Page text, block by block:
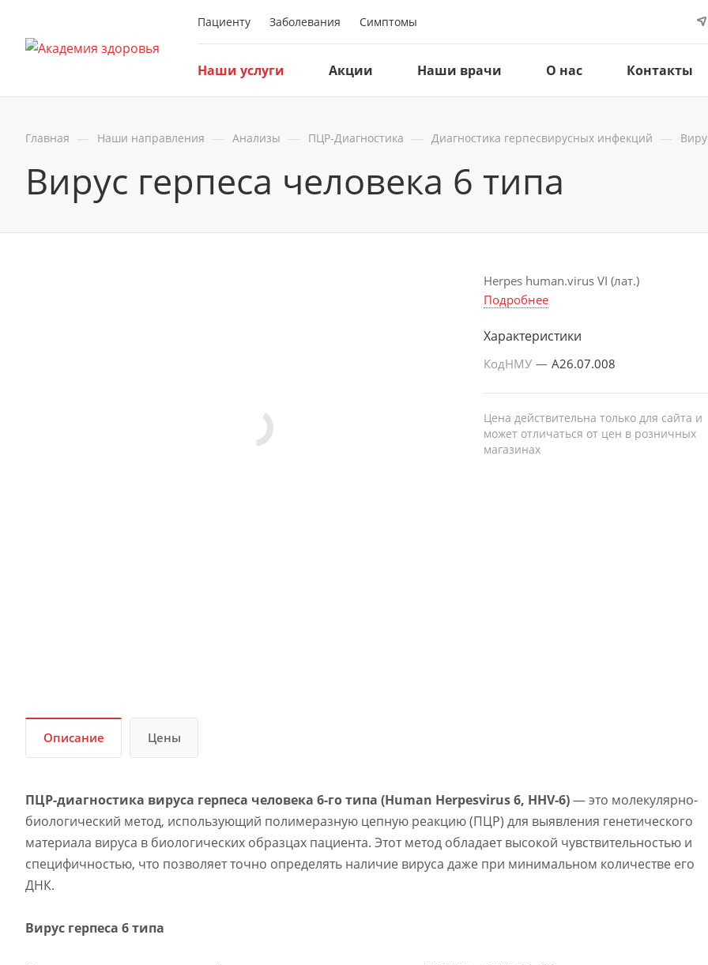
Пациенту Заболевания Симптомы
Наши услуги Акции Наши врачи О нас Контакты
Главная — Наши направления — Анализы — ПЦР-Диагностика — Диагностика герпесвирусных инфекций —
Вирус герпеса человека 6 типа
Herpes human.virus VI (лат.)
Подробнее
Характеристики
КодНМУ — A26.07.008
Цена действительна только для сайта и
может отличаться от цен в розничных
магазинах
Описание Цены
ПЦР-диагностика вируса герпеса человека 6-го типа (Human Herpesvirus 6, HHV-6)— это молекулярно-
биологический метод, использующий полимеразную цепную реакцию (ПЦР) для выявления генетического
материала вируса в биологических образцах пациента. Этот метод обладает высокой чувствительностью и
специфичностью, что позволяет точно определять наличие вируса даже при минимальном количестве его
ДНК.
Вирус герпеса 6 типа